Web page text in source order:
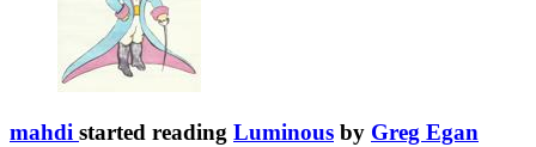
mahdi started reading Luminous by Greg Egan